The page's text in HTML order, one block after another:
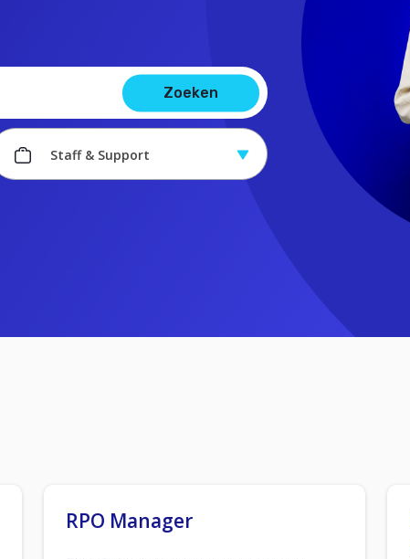
Zoeken
Staff & Support
RPO Manager